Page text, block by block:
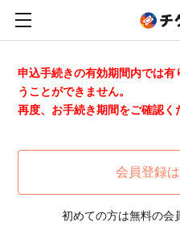
申込手続きの有効期間内では
うことができません。
再度、お手続き期間をご確認く
会員登録
初めての方は無料の会